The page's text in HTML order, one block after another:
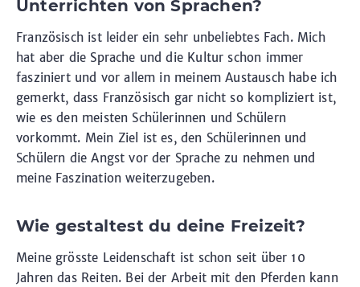
Unterrichten von Sprachen?
Französisch ist leider ein sehr unbeliebtes Fach. Mich
hat aber die Sprache und die Kultur schon immer
fasziniert und vor allem in meinem Austausch habe ich
gemerkt, dass Französisch gar nicht so kompliziert ist,
wie es den meisten Schülerinnen und Schülern
vorkommt. Mein Ziel ist es, den Schülerinnen und
Schülern die Angst vor der Sprache zu nehmen und
meine Faszination weiterzugeben.
Wie gestaltest du deine Freizeit?
Meine grösste Leidenschaft ist schon seit über 10
Jahren das Reiten. Bei der Arbeit mit den Pferden kann